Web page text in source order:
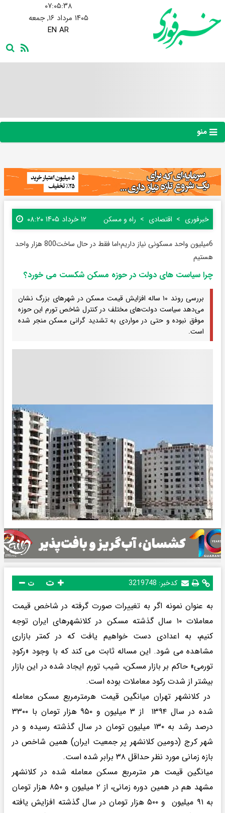
۰۷:۰۵:۳۹
۱۴۰۵ مرداد ۱۶, جمعه
EN AR
منو
خبرفوری اقتصادی راه و مسکن ۱۲ خرداد ۱۴۰۵ ۰۸:۲۰
6میلیون واحد مسکونی نیاز داریم؛اما فقط در حال ساخت800 هزار واحد
هستیم
چرا سیاست های دولت در حوزه مسکن شکست می خورد؟
بررسی روند ۱۰ ساله افزایش قیمت مسکن در شهرهای بزرگ نشان
می‌دهد سیاست دولت‌های مختلف در کنترل شاخص تورم این حوزه
موفق نبوده و حتی در مواردی به تشدید گرانی مسکن منجر شده
است.
کدخبر: 3219748 ت
به عنوان نمونه اگر به تغییرات صورت گرفته در شاخص قیمت
معاملات ۱۰ سال گذشته مسکن در کلانشهرهای ایران توجه
کنیم، به اعدادی دست خواهیم یافت که در کمتر بازاری
مشاهده می شود. این مساله ثابت می کند که با وجود «رکودِ
تورمی» حاکم بر بازار مسکن، شیب تورم ایجاد شده در این بازار
بیشتر از شدت رکود معاملات بوده است.
در کلانشهر تهران میانگین قیمت هرمترمربع مسکن معامله
شده در سال ۱۳۹۴ از ۳ میلیون و ۹۵۰ هزار تومان با ۳۳۰۰
درصد رشد به ۱۳۰ میلیون تومان در سال گذشته رسیده و در
شهر کرج (دومین کلانشهر پر جمعیت ایران) همین شاخص در
بازه زمانی مورد نظر حداقل ۳۸ برابر شده است.
میانگین قیمت هر مترمربع مسکن معامله شده در کلانشهر
مشهد هم در همین دوره زمانی، از ۲ میلیون و ۸۵۰ هزار تومان
به ۹۱ میلیون و ۵۰۰ هزار تومان در سال گذشته افزایش یافته